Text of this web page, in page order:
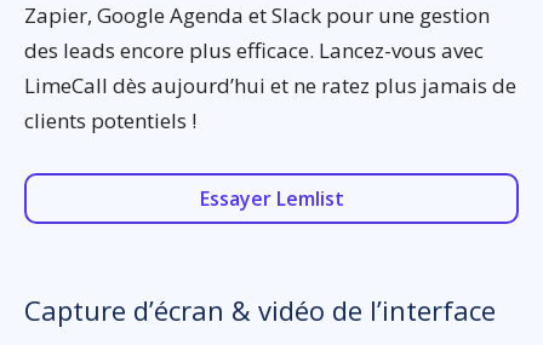
Zapier, Google Agenda et Slack pour une gestion
des leads encore plus efficace. Lancez-vous avec
LimeCall dès aujourd’hui et ne ratez plus jamais de
clients potentiels !
Essayer Lemlist
Capture d’écran & vidéo de l’interface